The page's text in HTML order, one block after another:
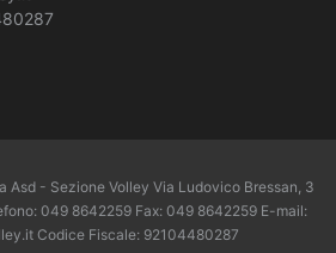
- Sezione Volley Via Ludovico Bressan, 3
049 8642259 Fax: 049 8642259 E-mail:
Codice Fiscale: 92104480287